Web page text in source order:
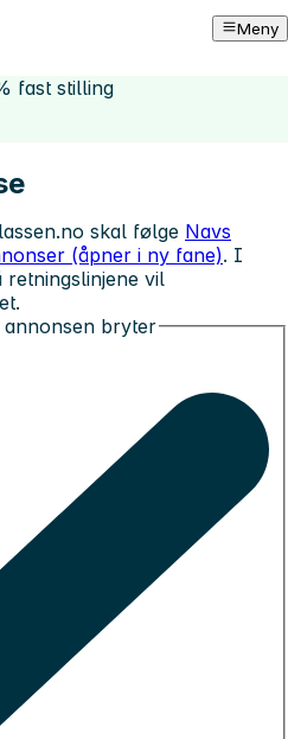
Meny
fast stilling
skal følge Navs
(åpner i ny fane). I
vil
bryter